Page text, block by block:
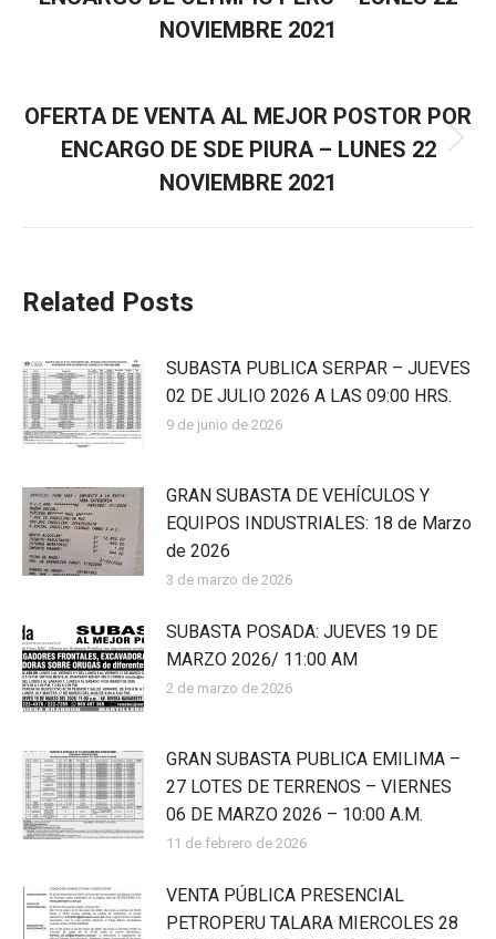
NOVIEMBRE 2021
OFERTA DE VENTA AL MEJOR POSTOR POR
ENCARGO DE SDE PIURA – LUNES 22
NOVIEMBRE 2021
Related Posts
SUBASTA PUBLICA SERPAR – JUEVES
02 DE JULIO 2026 A LAS 09:00 HRS.
9 de junio de 2026
GRAN SUBASTA DE VEHÍCULOS Y
EQUIPOS INDUSTRIALES: 18 de Marzo
de 2026
3 de marzo de 2026
SUBASTA POSADA: JUEVES 19 DE
MARZO 2026/ 11:00 AM
2 de marzo de 2026
GRAN SUBASTA PUBLICA EMILIMA –
27 LOTES DE TERRENOS – VIERNES
06 DE MARZO 2026 – 10:00 A.M.
11 de febrero de 2026
VENTA PÚBLICA PRESENCIAL
PETROPERU TALARA MIERCOLES 28